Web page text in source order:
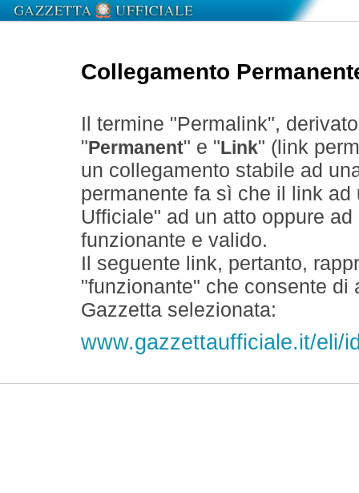
Collegamento
Il termine "Permalink",
" Permanent" e " Link" (link
un collegamento stabile ad
permanente fa sì che il link
Ufficiale" ad un atto oppure
funzionante e valido.
Il seguente link, pertanto,
"funzionante" che consente
Gazzetta selezionata:
www.gazzettaufficiale.it/eli/